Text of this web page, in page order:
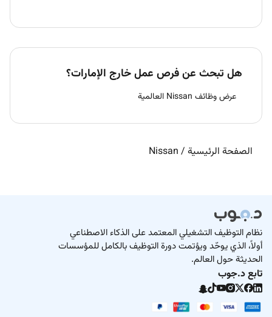
هل تبحث عن فرص عمل خارج الإمارات؟
عرض وظائف Nissan العالمية
الصفحة الرئيسية /
Nissan
نظام التوظيف التشغيلي المعتمد على الذكاء الاصطناعي
أولاً، الذي يوحّد ويؤتمت دورة التوظيف بالكامل للمؤسسات
الحديثة حول العالم.
تابع د.جوب